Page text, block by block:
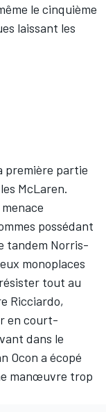
le cinquième
laissant les
première partie
McLaren.
possédant
tandem Norris-
monoplaces
tout au
Ricciardo,
en court-
dans le
Ocon a écopé
manœuvre trop